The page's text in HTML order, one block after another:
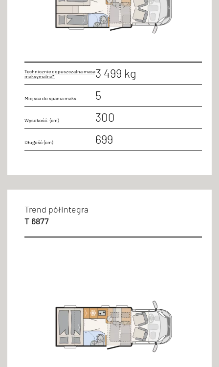
Technicznie dopuszczalna masa
maksymalna* 3 499 kg
Miejsca do spania maks. 5
Wysokość: (cm) 300
Długość (cm) 699
Trend półintegra
T 6877